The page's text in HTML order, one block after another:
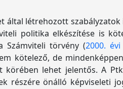
által létrehozott
politika elkészítése is
Számviteli törvény (2000.
kötelező, de
körében lehet jelentős. A
részére önálló képviseleti